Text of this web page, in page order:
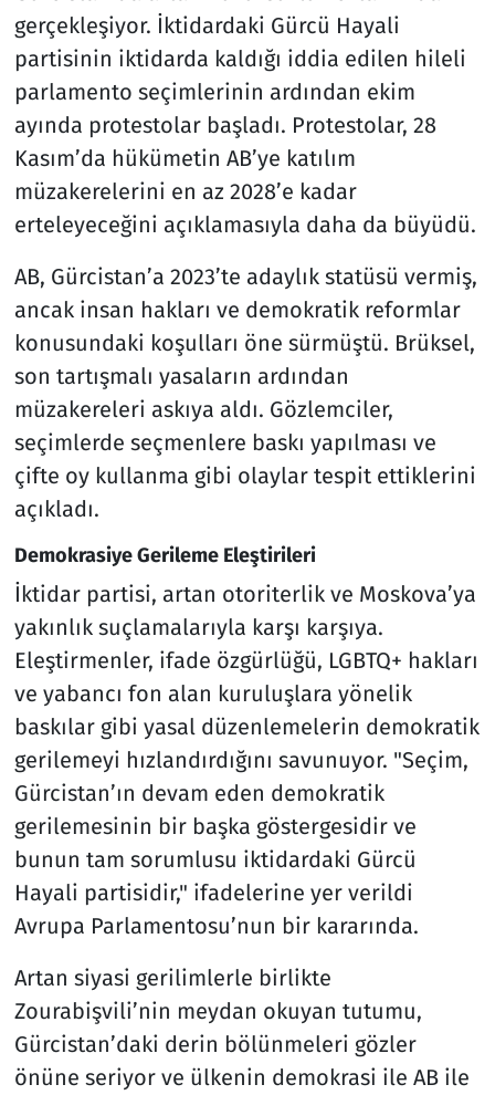
gerçekleşiyor. İktidardaki Gürcü Hayali
partisinin iktidarda kaldığı iddia edilen hileli
parlamento seçimlerinin ardından ekim
ayında protestolar başladı. Protestolar, 28
Kasım’da hükümetin AB’ye katılım
müzakerelerini en az 2028’e kadar
erteleyeceğini açıklamasıyla daha da büyüdü.
AB, Gürcistan’a 2023’te adaylık statüsü vermiş,
ancak insan hakları ve demokratik reformlar
konusundaki koşulları öne sürmüştü. Brüksel,
son tartışmalı yasaların ardından
müzakereleri askıya aldı. Gözlemciler,
seçimlerde seçmenlere baskı yapılması ve
çifte oy kullanma gibi olaylar tespit ettiklerini
açıkladı.
Demokrasiye Gerileme Eleştirileri
İktidar partisi, artan otoriterlik ve Moskova’ya
yakınlık suçlamalarıyla karşı karşıya.
Eleştirmenler, ifade özgürlüğü, LGBTQ+ hakları
ve yabancı fon alan kuruluşlara yönelik
baskılar gibi yasal düzenlemelerin demokratik
gerilemeyi hızlandırdığını savunuyor. "Seçim,
Gürcistan’ın devam eden demokratik
gerilemesinin bir başka göstergesidir ve
bunun tam sorumlusu iktidardaki Gürcü
Hayali partisidir," ifadelerine yer verildi
Avrupa Parlamentosu’nun bir kararında.
Artan siyasi gerilimlerle birlikte
Zourabişvili’nin meydan okuyan tutumu,
Gürcistan’daki derin bölünmeleri gözler
önüne seriyor ve ülkenin demokrasi ile AB ile